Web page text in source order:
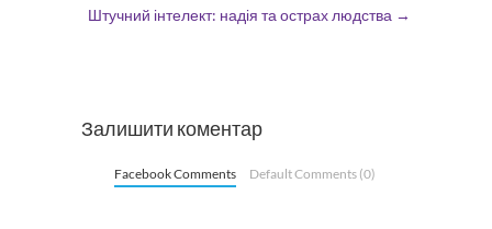
Штучний інтелект: надія та острах людства →
Залишити коментар
Facebook Comments Default Comments (0)